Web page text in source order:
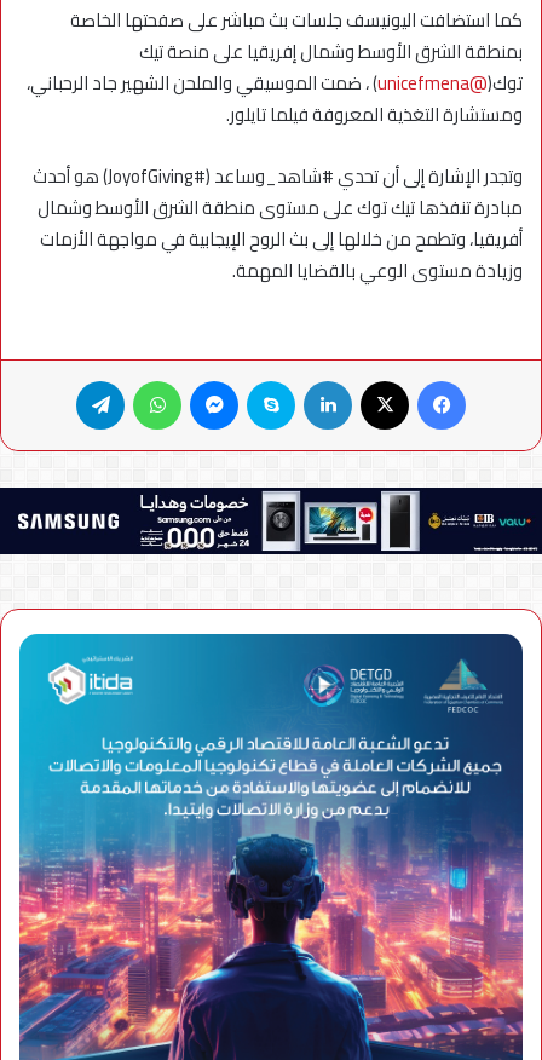
كما استضافت اليونيسف جلسات بث مباشر على صفحتها الخاصة
بمنطقة الشرق الأوسط وشمال إفريقيا على منصة تيك
توك(@unicefmena
) ، ضمت الموسيقي والملحن الشهير جاد الرحباني،
ومستشارة التغذية المعروفة فيلما تايلور.
وتجدر الإشارة إلى أن تحدي #شاهد_وساعد (#JoyofGiving) هو أحدث
مبادرة تنفذها تيك توك على مستوى منطقة الشرق الأوسط وشمال
أفريقيا، وتطمح من خلالها إلى بث الروح الإيجابية في مواجهة الأزمات
وزيادة مستوى الوعي بالقضايا المهمة.
فيسبوك لينكدإن سكايب ماسنجر واتساب